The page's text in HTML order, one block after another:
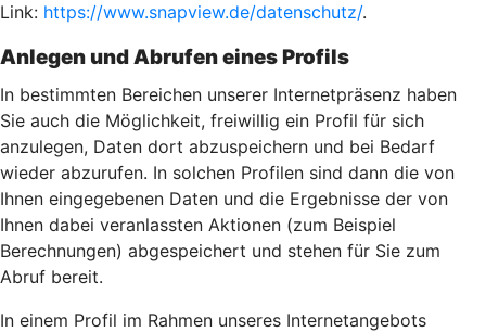
Link: https://www.snapview.de/datenschutz/.
Anlegen und Abrufen eines Profils
In bestimmten Bereichen unserer Internetpräsenz haben
Sie auch die Möglichkeit, freiwillig ein Profil für sich
anzulegen, Daten dort abzuspeichern und bei Bedarf
wieder abzurufen. In solchen Profilen sind dann die von
Ihnen eingegebenen Daten und die Ergebnisse der von
Ihnen dabei veranlassten Aktionen (zum Beispiel
Berechnungen) abgespeichert und stehen für Sie zum
Abruf bereit.
In einem Profil im Rahmen unseres Internetangebots